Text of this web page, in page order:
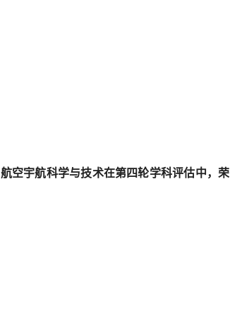
航空宇航科学与技术在第四轮学科评估中，荣